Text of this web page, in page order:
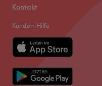
Kontakt
Kunden-Hilfe